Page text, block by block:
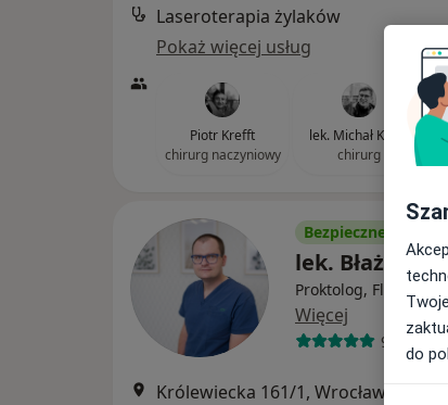
Laseroterapia żylaków
Pokaż więcej usług
Piotr Krefft
chirurg naczyniowy
lek. Michał Krefft
chirurg
Bezpieczne płatności
lek. Błażej
Proktolog, Flebolog,
Więcej
921 opinii
Królewiecka 161/1, Wrocław
do